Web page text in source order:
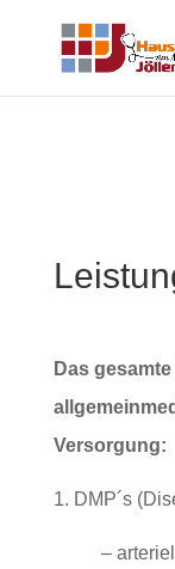
Das
Versorgung:
DMP´s
–